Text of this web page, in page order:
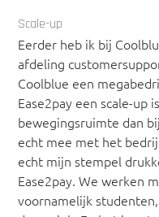
Scale-up
Eerder heb ik bij
afdeling
Coolblue een
Ease2pay een scale-up
bewegingsruimte dan
echt mee met het
echt mijn stempel
Ease2pay. We werken
voornamelijk